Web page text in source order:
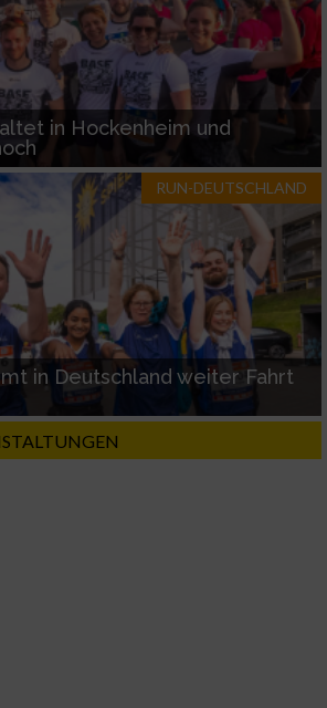
in Hockenheim und
RUN-DEUTSCHLAND
in Deutschland weiter Fahrt